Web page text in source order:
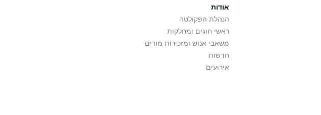
אודות
הנהלת הפקולטה
ראשי חוגים ומחלקות
משאבי אנוש ומזכירות מורים
חדשות
אירועים